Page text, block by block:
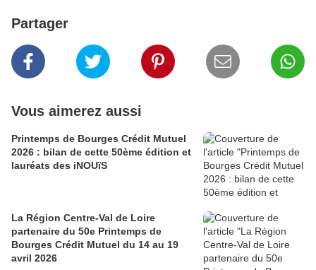
Partager
Vous aimerez aussi
Printemps de Bourges Crédit Mutuel
2026 : bilan de cette 50ème édition et
lauréats des iNOUïS
La Région Centre-Val de Loire
partenaire du 50e Printemps de
Bourges Crédit Mutuel du 14 au 19
avril 2026